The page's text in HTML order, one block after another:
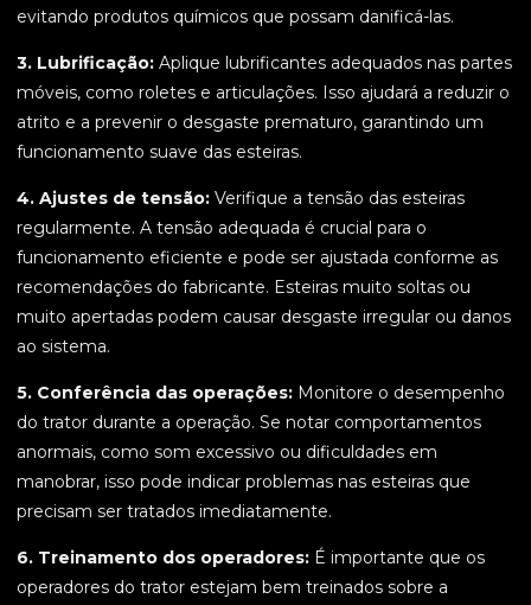
evitando produtos químicos que possam danificá-las.
3. Lubrificação: Aplique lubrificantes adequados nas partes
móveis, como roletes e articulações. Isso ajudará a reduzir o
atrito e a prevenir o desgaste prematuro, garantindo um
funcionamento suave das esteiras.
4. Ajustes de tensão: Verifique a tensão das esteiras
regularmente. A tensão adequada é crucial para o
funcionamento eficiente e pode ser ajustada conforme as
recomendações do fabricante. Esteiras muito soltas ou
muito apertadas podem causar desgaste irregular ou danos
ao sistema.
5. Conferência das operações: Monitore o desempenho
do trator durante a operação. Se notar comportamentos
anormais, como som excessivo ou dificuldades em
manobrar, isso pode indicar problemas nas esteiras que
precisam ser tratados imediatamente.
6. Treinamento dos operadores: É importante que os
operadores do trator estejam bem treinados sobre a